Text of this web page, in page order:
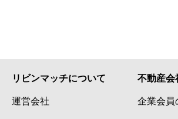
リビンマッチについて
運営会社
不動産会
企業会員